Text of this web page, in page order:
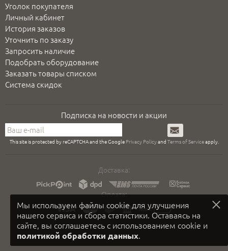
Мы используем файлы cookie для улучшения
нашего сервиса и сбора статистики. Оставаясь на
сайте, вы соглашаетесь с использованием cookie и
политикой обработки данных.
Уголок покупателя
Личный кабинет
История заказов
Уточнить по заказу
Запросить наличие
Подобрать оборудование
Заказать товары списком
Система скидок
Подписка на новости и акции
Подписаться
This site is protected by reCAPTCHA and the Google Privacy Policyand Terms of Serviceapply.
Доставка:
Оплата: